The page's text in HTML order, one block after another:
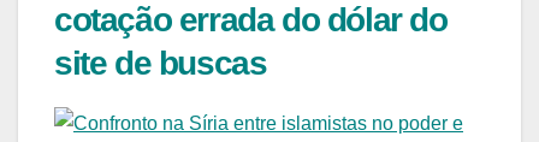
cotação errada do dólar do
site de buscas